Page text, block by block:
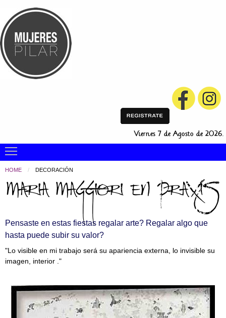
Viernes 7 de Agosto de 2026.
HOME CURRENT:
DECORACIÓN
Maria Maggiori en PRAXIS
Pensaste en estas fiestas regalar arte? Regalar algo que
hasta puede subir su valor?
"Lo visible en mi trabajo será su apariencia externa, lo invisible su
imagen, interior ."